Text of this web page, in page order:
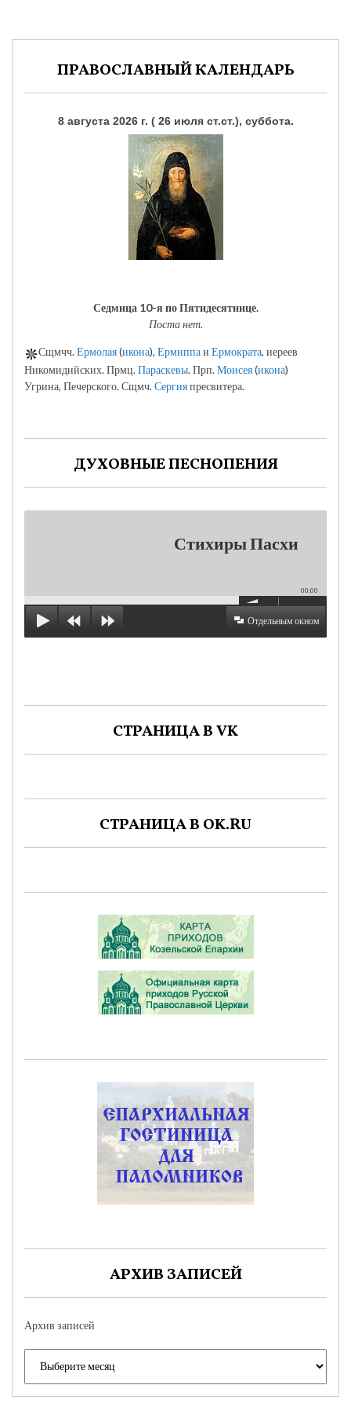
ПРАВОСЛАВНЫЙ КАЛЕНДАРЬ
8 августа 2026 г. ( 26 июля ст.ст.), суббота.
Седмица 10-я по Пятидесятнице.
Поста нет.
Сщмчч.Ермолая(икона), Ермиппаи Ермократа, иереев
Никомидийских. Прмц.Параскевы. Прп.Моисея(икона)
Угрина, Печерского. Сщмч.Сергияпресвитера.
ДУХОВНЫЕ ПЕСНОПЕНИЯ
Стихиры Пасхи
00:00
Отдельным окном
СТРАНИЦА В VK
СТРАНИЦА В OK.RU
АРХИВ ЗАПИСЕЙ
Архив записей